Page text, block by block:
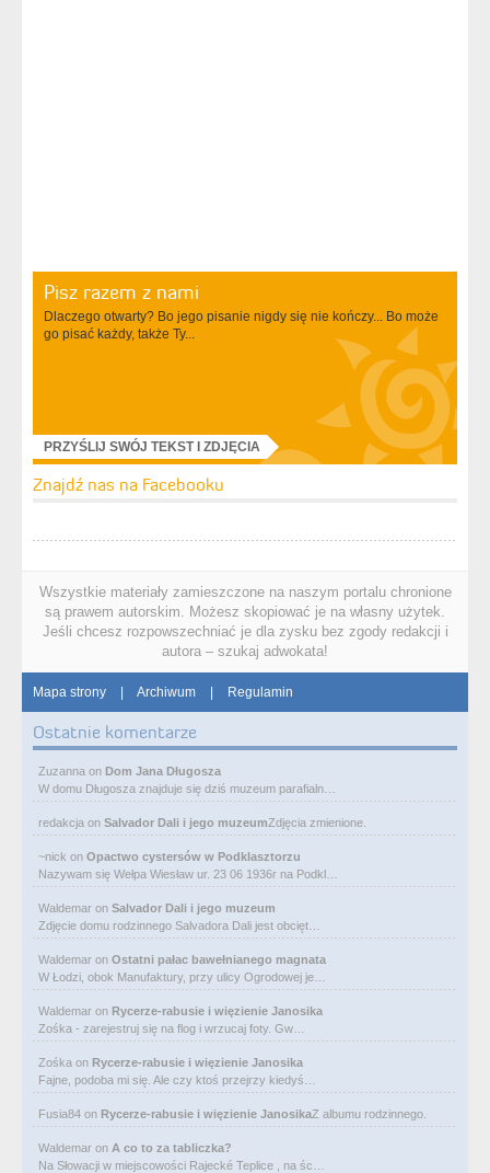
Pisz razem z nami
Dlaczego otwarty? Bo jego pisanie nigdy się nie kończy... Bo może
go pisać każdy, także Ty...
PRZYŚLIJ SWÓJ TEKST I ZDJĘCIA
Znajdź nas na Facebooku
Wszystkie materiały zamieszczone na naszym portalu chronione
są prawem autorskim. Możesz skopiować je na własny użytek.
Jeśli chcesz rozpowszechniać je dla zysku bez zgody redakcji i
autora – szukaj adwokata!
Mapa strony Archiwum Regulamin
Ostatnie komentarze
Zuzanna on Dom Jana Długosza
W domu Długosza znajduje się dziś muzeum parafialn…
redakcja on Salvador Dali i jego muzeumZdjęcia zmienione.
~nick on Opactwo cystersów w Podklasztorzu
Nazywam się Wełpa Wiesław ur. 23 06 1936r na Podkl…
Waldemar on Salvador Dali i jego muzeum
Zdjęcie domu rodzinnego Salvadora Dali jest obcięt…
Waldemar on Ostatni pałac bawełnianego magnata
W Łodzi, obok Manufaktury, przy ulicy Ogrodowej je…
Waldemar on Rycerze-rabusie i więzienie Janosika
Zośka - zarejestruj się na flog i wrzucaj foty. Gw…
Zośka on Rycerze-rabusie i więzienie Janosika
Fajne, podoba mi się. Ale czy ktoś przejrzy kiedyś…
Fusia84 on Rycerze-rabusie i więzienie JanosikaZ albumu rodzinnego.
Waldemar on A co to za tabliczka?
Na Słowacji w miejscowości Rajecké Teplice , na śc…